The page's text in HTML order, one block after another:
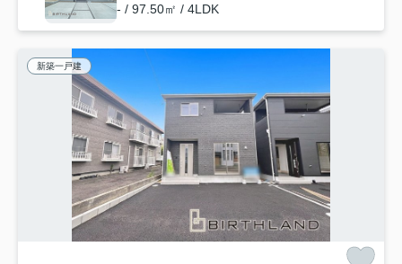
- / 97.50㎡ / 4LDK
新築一戸建